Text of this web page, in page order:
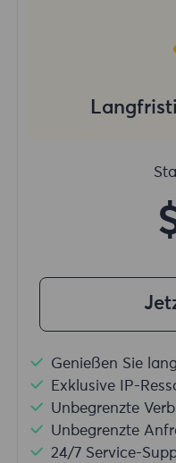
Genießen Sie
Exklusive IP-
Unbegrenzte
Unbegrenzte
24/7 Service-